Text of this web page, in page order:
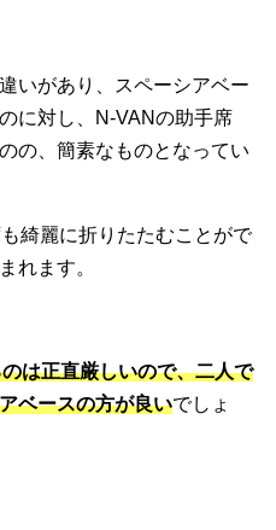
いがあり、スペーシアベー
に対し、N-VANの助手席
の、簡素なものとなってい
綺麗に折りたたむことがで
れます。
は正直厳しいので、二人で
ベースの方が良いでしょ